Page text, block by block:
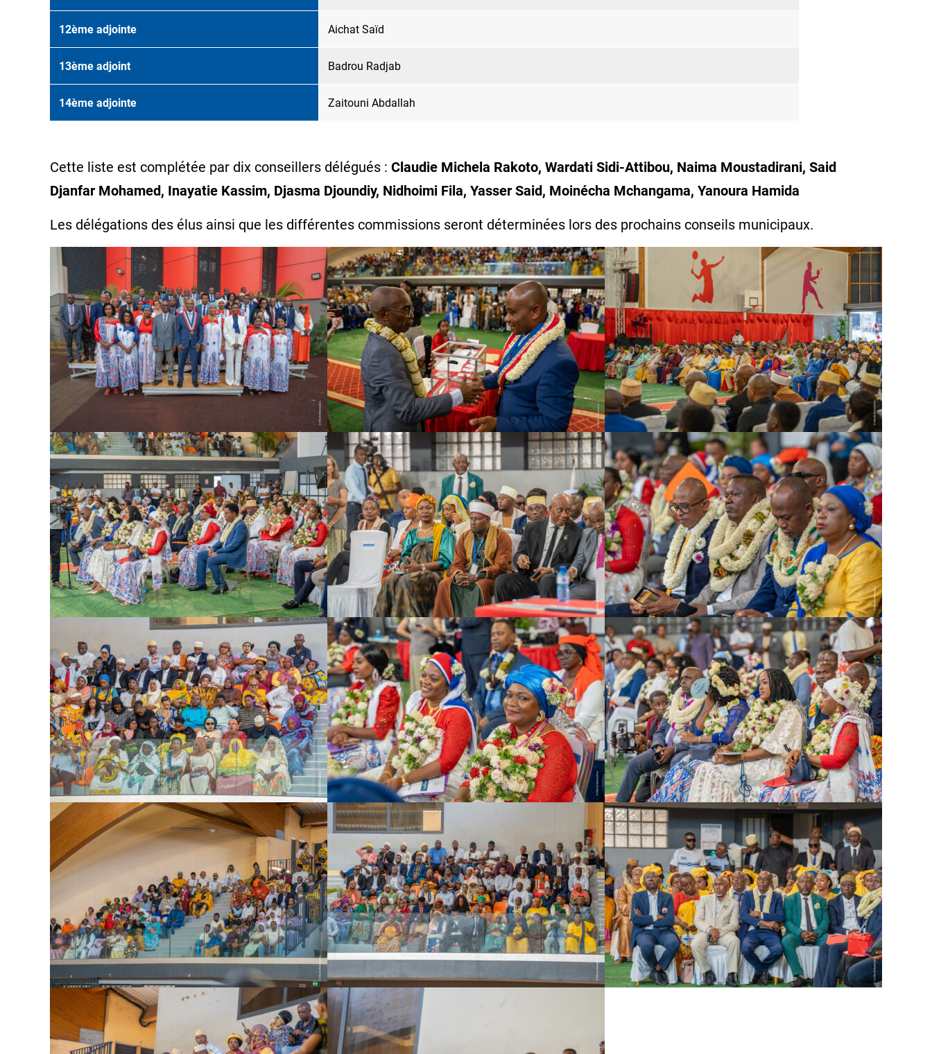
12ème adjointe Aichat Saïd
13ème adjoint Badrou Radjab
14ème adjointe Zaitouni Abdallah
Cette liste est complétée par dix conseillers délégués : Claudie Michela Rakoto, Wardati Sidi-Attibou, Naima Moustadirani, Said
Djanfar Mohamed, Inayatie Kassim, Djasma Djoundiy, Nidhoimi Fila, Yasser Said, Moinécha Mchangama, Yanoura Hamida
Les délégations des élus ainsi que les différentes commissions seront déterminées lors des prochains conseils municipaux.